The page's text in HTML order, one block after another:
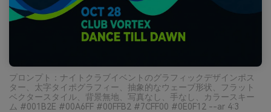
プロンプト：ナイトクラブイベントのグラフィックデザインポス
ター、太字タイポグラフィー、抽象的なウェーブ形状、フラット
ベクタースタイル、背景無地、写真なし、手なし、カラースキー
ム #001B2E #00A6FF #00FFB2 #7CFF00 #0E0F12 --ar 4:3